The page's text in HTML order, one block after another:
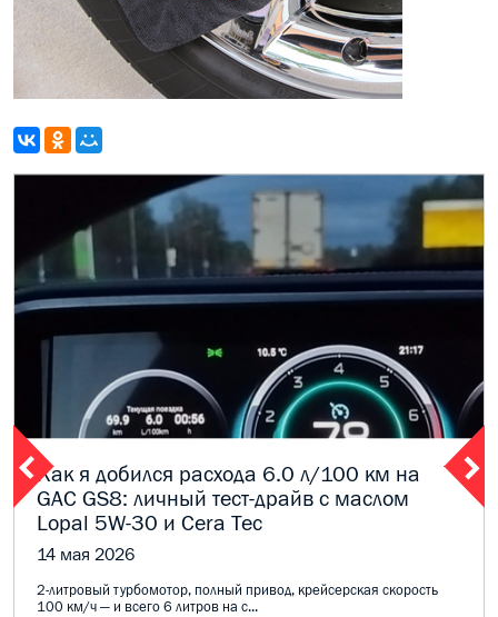
Как я добился расхода 6.0 л/100 км на
GAC GS8: личный тест-драйв с маслом
Lopal 5W-30 и Cera Tec
14 мая 2026
2-литровый турбомотор, полный привод, крейсерская скорость
100 км/ч — и всего 6 литров на с...